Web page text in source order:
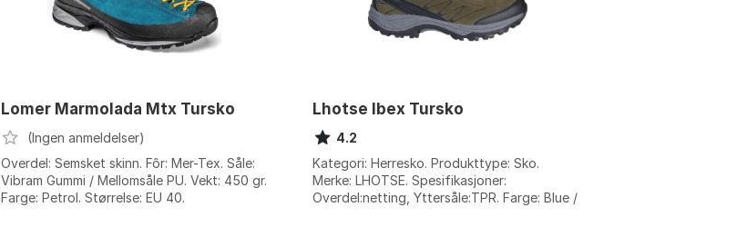
Lomer Marmolada Mtx Tursko
(Ingen anmeldelser)
Overdel: Semsket skinn. Fôr: Mer-Tex. Såle:
Vibram Gummi / Mellomsåle PU. Vekt: 450 gr.
Farge: Petrol. Størrelse: EU 40.
Lhotse Ibex Tursko
4.2
Kategori: Herresko. Produkttype: Sko.
Merke: LHOTSE. Spesifikasjoner:
Overdel:netting, Yttersåle:TPR. Farge: Blue /